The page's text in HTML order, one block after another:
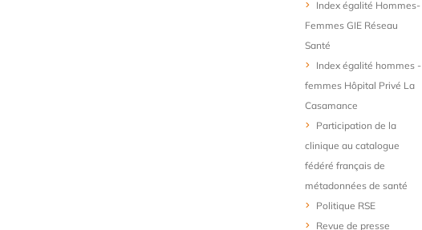
Index égalité Hommes-
Femmes GIE Réseau
Santé
Index égalité hommes -
femmes Hôpital Privé La
Casamance
Participation de la
clinique au catalogue
fédéré français de
métadonnées de santé
Politique RSE
Revue de presse